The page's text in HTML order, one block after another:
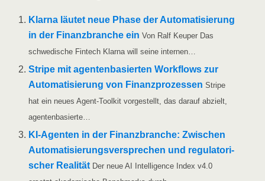
Klar­na läu­tet neue Pha­se der Auto­ma­ti­sie­rung
in der Finanz­bran­che ein Von Ralf Keu­per Das
schwe­di­sche Fin­tech Klar­na will sei­ne internen…
Stri­pe mit agen­ten­ba­sier­ten Work­flows zur
Auto­ma­ti­sie­rung von Finanz­pro­zes­sen Stri­pe
hat ein neu­es Agent-Tool­kit vor­ge­stellt, das dar­auf abzielt,
agentenbasierte…
KI-Agen­­ten in der Finanz­bran­che: Zwi­schen
Auto­ma­ti­sie­rungs­ver­spre­chen und regu­la­to­ri­
scher Rea­li­tät Der neue AI Intel­li­gence Index v4.0